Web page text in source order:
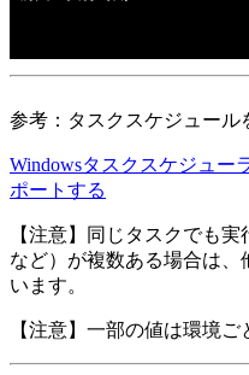
参考：タスクスケジュール
Windowsタスクスケジュー
ポートする
【注意】同じタスクでも
など）が複数ある場合は、
います。
【注意】一部の値は環境ご